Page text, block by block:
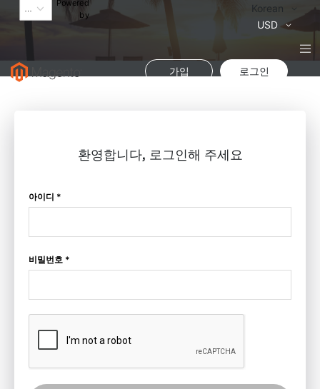
Powered
by
Language
Korean
USD
가입 로그인
환영합니다, 로그인해 주세요
아이디 *
비밀번호 *